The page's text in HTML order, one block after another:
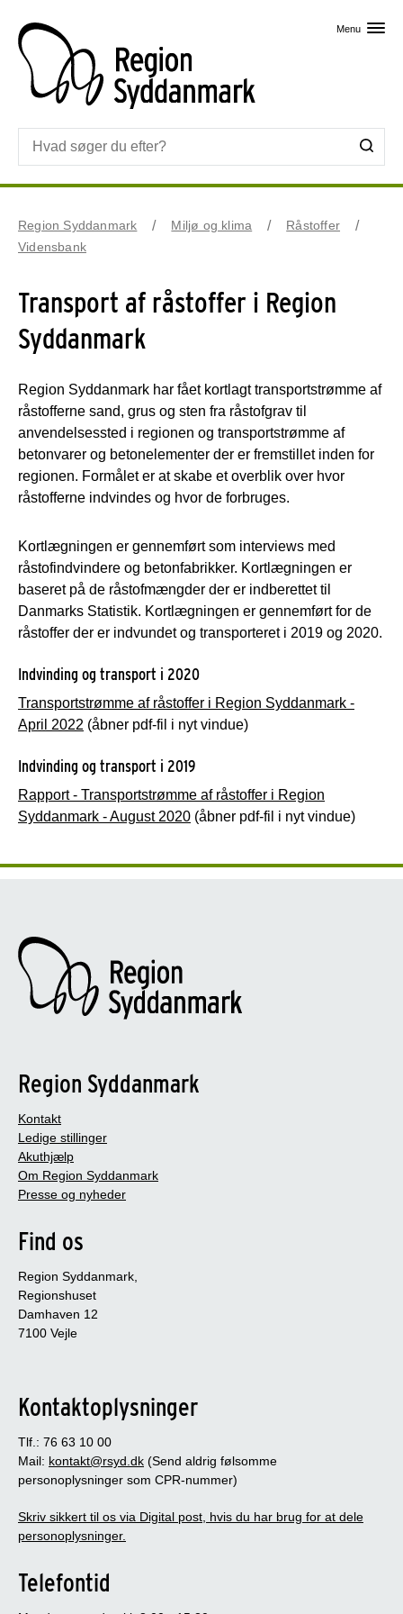
Menu
Region Syddanmark Miljø og klima
Råstoffer
Vidensbank
Transport af råstoffer i Region
Syddanmark
Region Syddanmark har fået kortlagt transportstrømme af
råstofferne sand, grus og sten fra råstofgrav til
anvendelsessted i regionen og transportstrømme af
betonvarer og betonelementer der er fremstillet inden for
regionen. Formålet er at skabe et overblik over hvor
råstofferne indvindes og hvor de forbruges.
Kortlægningen er gennemført som interviews med
råstofindvindere og betonfabrikker. Kortlægningen er
baseret på de råstofmængder der er indberettet til
Danmarks Statistik. Kortlægningen er gennemført for de
råstoffer der er indvundet og transporteret i 2019 og 2020.
Indvinding og transport i 2020
Transportstrømme af råstoffer i Region Syddanmark -
April 2022 (åbner pdf-fil i nyt vindue)
Indvinding og transport i 2019
Rapport - Transportstrømme af råstoffer i Region
Syddanmark - August 2020 (åbner pdf-fil i nyt vindue)
Region Syddanmark
Kontakt
Ledige stillinger
Akuthjælp
Om Region Syddanmark
Presse og nyheder
Find os
Region Syddanmark,
Regionshuset
Damhaven 12
7100 Vejle
Kontaktoplysninger
Tlf.: 76 63 10 00
Mail: kontakt@rsyd.dk (Send aldrig følsomme
personoplysninger som CPR-nummer)
Skriv sikkert til os via Digital post, hvis du har brug for at dele
personoplysninger.
Telefontid